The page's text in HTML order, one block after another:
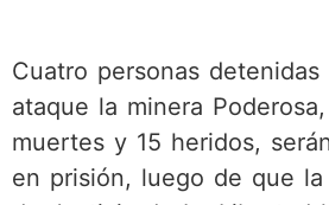
Cuatro personas
ataque la minera
muertes y 15 heridos,
en prisión, luego de que